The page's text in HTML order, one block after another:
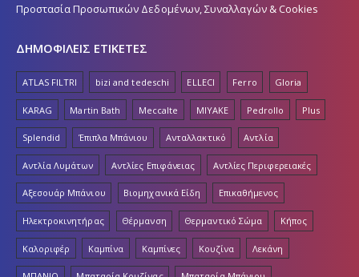
Προστασία Προσωπικών Δεδομένων, Συναλλαγών & Cookies
ΔΗΜΟΦΙΛΕΙΣ ΕΤΙΚΕΤΕΣ
ATLAS FILTRI bizi and tedeschi ELLECI Ferro Gloria
KARAG Martin Bath Meccalte MIYAKE Pedrollo Plus
Splendid Έπιπλα Μπάνιου Ανταλλακτικό Αντλία
Αντλία Λυμάτων Αντλίες Επιφάνειας Αντλίες Περιφερειακές
Αξεσουάρ Μπάνιου Βιομηχανικά Είδη Επικαθήμενος
Ηλεκτροκινητήρας Θέρμανση Θερμαντικό Σώμα Κήπος
Καλοριφέρ Καμπίνα Καμπίνες Κουζίνα Λεκάνη